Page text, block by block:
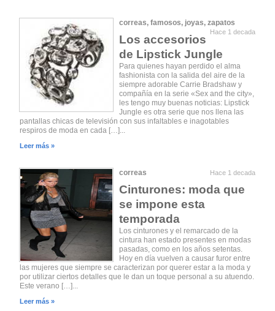
correas,famosos, joyas,zapatos
Hace 1 decada
Los accesorios
de Lipstick Jungle
Para quienes hayan perdido el alma
fashionista con la salida del aire de la
siempre adorable Carrie Bradshaw y
compañía en la serie «Sex and the city»,
les tengo muy buenas noticias: Lipstick
Jungle es otra serie que nos llena las
pantallas chicas de televisión con sus infaltables e inagotables
respiros de moda en cada […]...
Leer más »
correas Hace 1 decada
Cinturones: moda que
se impone esta
temporada
Los cinturones y el remarcado de la
cintura han estado presentes en modas
pasadas, como en los años setentas.
Hoy en día vuelven a causar furor entre
las mujeres que siempre se caracterizan por querer estar a la moda y
por utilizar ciertos detalles que le dan un toque personal a su atuendo.
Este verano […]...
Leer más »